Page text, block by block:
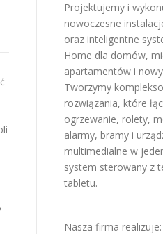
Projektujemy i
nowoczesne
oraz inteligentne
Home dla domów,
apartamentów i
Tworzymy
rozwiązania, które
ogrzewanie, rolety,
alarmy, bramy i
multimedialne w
system sterowany z
tabletu.
Nasza firma realizuje: